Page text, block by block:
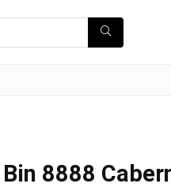
Bin 8888